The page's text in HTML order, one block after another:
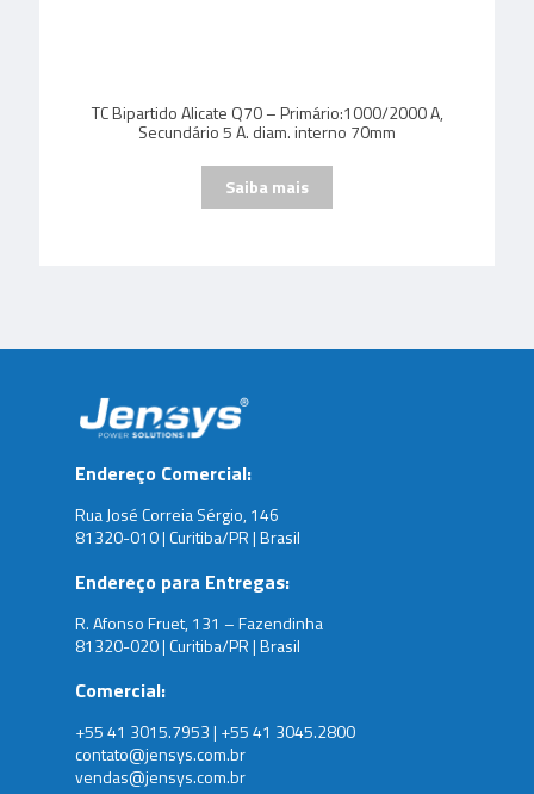
TC Bipartido Alicate Q70 – Primário:1000/2000 A,
Secundário 5 A. diam. interno 70mm
Endereço Comercial:
Rua José Correia Sérgio, 146
81320-010 | Curitiba/PR | Brasil
Endereço para Entregas:
R. Afonso Fruet, 131 – Fazendinha
81320-020 | Curitiba/PR | Brasil
Comercial:
+55 41 3015.7953 | +55 41 3045.2800
contato@jensys.com.br
vendas@jensys.com.br